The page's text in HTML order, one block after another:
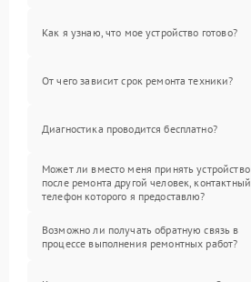
Как я узнаю, что мое устройство готово?
От чего зависит срок ремонта техники?
Диагностика проводится бесплатно?
Может ли вместо меня принять устройство
после ремонта другой человек, контактный
телефон которого я предоставлю?
Возможно ли получать обратную связь в
процессе выполнения ремонтных работ?